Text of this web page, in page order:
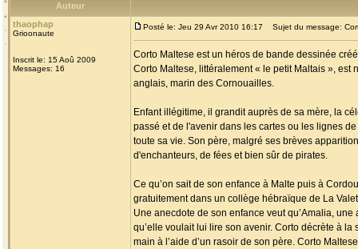
Auteur
thaophap
Grioonaute
Inscrit le: 15 Aoû 2009
Messages: 16
Posté le: Jeu 29 Avr 2010 16:17 Sujet du message:
Corto Maltese est un héros de bande dessinée
Corto Maltese, littéralement « le petit Maltais », est
anglais, marin des Cornouailles.
Enfant illégitime, il grandit auprès de sa mère, la
passé et de l'avenir dans les cartes ou les lignes
toute sa vie. Son père, malgré ses brèves
d'enchanteurs, de fées et bien sûr de pirates.
Ce qu’on sait de son enfance à Malte puis à
gratuitement dans un collège hébraïque de La
Une anecdote de son enfance veut qu’Amalia,
qu’elle voulait lui lire son avenir. Corto décrète à
main à l’aide d’un rasoir de son père. Corto